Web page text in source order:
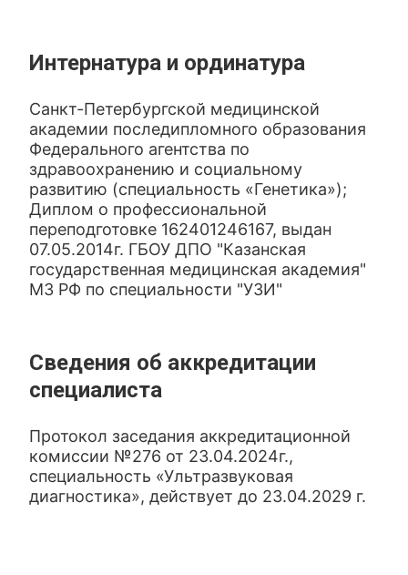
Интернатура и ординатура
Санкт-Петербургской медицинской
академии последипломного образования
Федерального агентства по
здравоохранению и социальному
развитию (специальность «Генетика»);
Диплом о профессиональной
переподготовке 162401246167, выдан
07.05.2014г. ГБОУ ДПО "Казанская
государственная медицинская академия"
МЗ РФ по специальности "УЗИ"
Сведения об аккредитации
специалиста
Протокол заседания аккредитационной
комиссии №276 от 23.04.2024г.,
специальность «Ультразвуковая
диагностика», действует до 23.04.2029 г.